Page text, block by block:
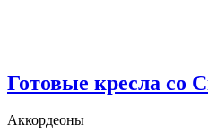
Готовые кресла со
Аккордеоны